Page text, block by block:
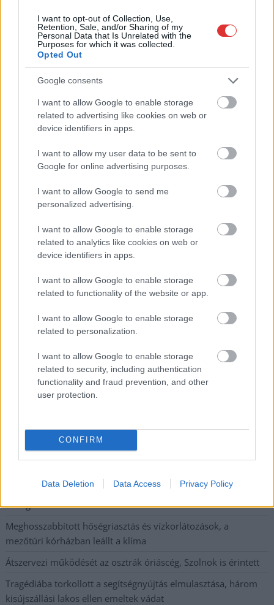
I want to opt-out of Collection, Use,
Retention, Sale, and/or Sharing of my
Personal Data that Is Unrelated with the
Purposes for which it was collected.
Opted Out
Google consents
I want to allow Google to enable storage
related to advertising like cookies on web or
device identifiers in apps.
I want to allow my user data to be sent to
Google for online advertising purposes.
I want to allow Google to send me
personalized advertising.
I want to allow Google to enable storage
related to analytics like cookies on web or
device identifiers in apps.
I want to allow Google to enable storage
related to functionality of the website or app.
I want to allow Google to enable storage
related to personalization.
I want to allow Google to enable storage
related to security, including authentication
functionality and fraud prevention, and other
user protection.
CONFIRM
Data Deletion Data Access Privacy Policy
Pénteken újra csökken a benzin és a gázolaj ára is
Napokon belül megválasztja az új köztársasági elnököt az
Országgyűlés
Kiterjedt tüzek pusztítanak az országban, köztük Karcagon
Harmadfokú hőségriasztás az országban: Szolnokon klímát
javítottak, helikoptereket is bevetettek a tüzeknél
A zárkában rosszul lett, elájult – ilyen körülményekről
számoltak be a szolnoki börtönből
Váratlan fennakadás borította fel a Szolnok–Kecskemét
vasútvonal közlekedését
A polgármester a szolnoki cégekhez fordult: több száz
Csődbe ment a tószegi Accell Hunland, a hazai
kerékpárgyártás meghatározó szereplője
Egyszer fent, egyszer lent, így festett a Duna a két évvel
ezelőtti árvíz idején és így most – fotógyűjtemény
Ilyenek eddig a tapasztalatok a vendégektől – a hőhullám
Nem biztató: a hétvégi kisebb felfrissülés után jövő héten
megint visszatér a forróság, újra rekkenő hőség jön, akár 38
fokokkal
többsége szakszerűen már nem ápolható
A MÚOSZ sajtódíjának második helyét nyerte el a Borsod24 és
Tánccal, zeneszóval és vásárral telik meg Jászberény, indul a
Csángó Fesztivál
Meghosszabbított hőségriasztás és vízkorlátozások, a
mezőtúri kórházban leállt a klíma
Átszervezi működését az osztrák óriáscég, Szolnok is érintett
Tragédiába torkollott a segítségnyújtás elmulasztása, három
kisújszállási lakos ellen emeltek vádat